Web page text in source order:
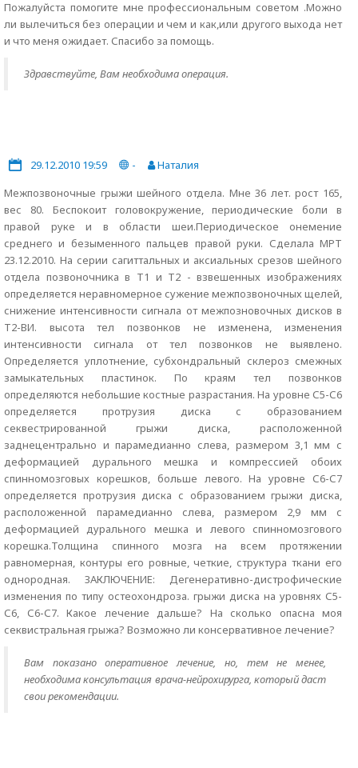
Пожалуйста помогите мне профессиональным советом .Можно
ли вылечиться без операции и чем и как,или другого выхода нет
и что меня ожидает. Спасибо за помощь.
Здравствуйте, Вам необходима операция.
29.12.2010 19:59 -
Наталия
Межпозвоночные грыжи шейного отдела. Мне 36 лет. рост 165,
вес 80. Беспокоит головокружение, периодические боли в
правой руке и в области шеи.Периодическое онемение
среднего и безыменного пальцев правой руки. Сделала МРТ
23.12.2010. На серии сагиттальных и аксиальных срезов шейного
отдела позвоночника в Т1 и Т2 - взвешенных изображениях
определяется неравномерное сужение межпозвоночных щелей,
снижение интенсивности сигнала от межпозновочных дисков в
Т2-ВИ. высота тел позвонков не изменена, изменения
интенсивности сигнала от тел позвонков не выявлено.
Определяется уплотнение, субхондральный склероз смежных
замыкательных пластинок. По краям тел позвонков
определяются небольшие костные разрастания. На уровне С5-С6
определяется протрузия диска с образованием
секвестрированной грыжи диска, расположенной
заднецентрально и парамедианно слева, размером 3,1 мм с
деформацией дурального мешка и компрессией обоих
спинномозговых корешков, больше левого. На уровне С6-С7
определяется протрузия диска с образованием грыжи диска,
расположенной парамедианно слева, размером 2,9 мм с
деформацией дурального мешка и левого спинномозгового
корешка.Толщина спинного мозга на всем протяжении
равномерная, контуры его ровные, четкие, структура ткани его
однородная. ЗАКЛЮЧЕНИЕ: Дегенеративно-дистрофические
изменения по типу остеохондроза. грыжи диска на уровнях С5-
С6, С6-С7. Какое лечение дальше? На сколько опасна моя
секвистральная грыжа? Возможно ли консервативное лечение?
Вам показано оперативное лечение, но, тем не менее,
необходима консультация врача-нейрохирурга, который даст
свои рекомендации.